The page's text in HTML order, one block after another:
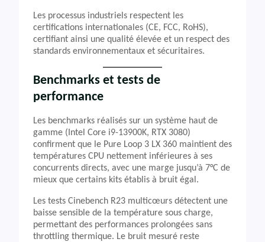
Les processus industriels respectent les
certifications internationales (CE, FCC, RoHS),
certifiant ainsi une qualité élevée et un respect des
standards environnementaux et sécuritaires.
Benchmarks et tests de
performance
Les benchmarks réalisés sur un système haut de
gamme (Intel Core i9-13900K, RTX 3080)
confirment que le Pure Loop 3 LX 360 maintient des
températures CPU nettement inférieures à ses
concurrents directs, avec une marge jusqu’à 7°C de
mieux que certains kits établis à bruit égal.
Les tests Cinebench R23 multicœurs détectent une
baisse sensible de la température sous charge,
permettant des performances prolongées sans
throttling thermique. Le bruit mesuré reste